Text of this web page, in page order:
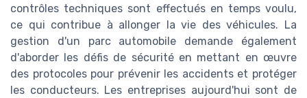
contrôles techniques sont effectués en temps voulu,
ce qui contribue à allonger la vie des véhicules. La
gestion d'un parc automobile demande également
d'aborder les défis de sécurité en mettant en œuvre
des protocoles pour prévenir les accidents et protéger
les conducteurs. Les entreprises aujourd'hui sont de